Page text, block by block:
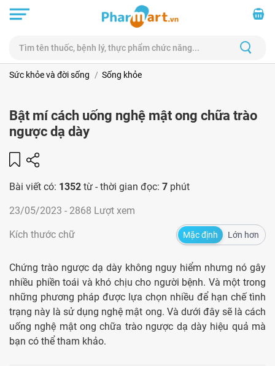
Sức khỏe và đời sống Sống khỏe
Bật mí cách uống nghệ mật ong chữa trào
ngược dạ dày
Bài viết có: 1352 từ - thời gian đọc: 7 phút
23/05/2023 - 2868 Lượt xem
Kích thước chữ Mặc định Lớn hơn
Chứng trào ngược dạ dày không nguy hiểm nhưng nó gây
nhiều phiền toái và khó chịu cho người bệnh. Và một trong
những phương pháp được lựa chọn nhiều để hạn chế tình
trạng này là sử dụng nghệ mật ong. Và dưới đây sẽ là cách
uống nghệ mật ong chữa trào ngược dạ dàyhiệu quả mà
bạn có thể tham khảo.